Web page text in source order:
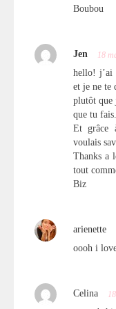
Boubou
Jen 18
hello! j’ai
et je ne te
plutôt que
que tu fais.
Et grâce
voulais
Thanks a
tout
Biz
arienette
oooh i
Celina